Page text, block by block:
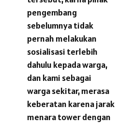
pengembang
sebelumnya tidak
pernah melakukan
sosialisasi terlebih
dahulu kepada warga,
dan kami sebagai
warga sekitar, merasa
keberatan karena jarak
menara tower dengan